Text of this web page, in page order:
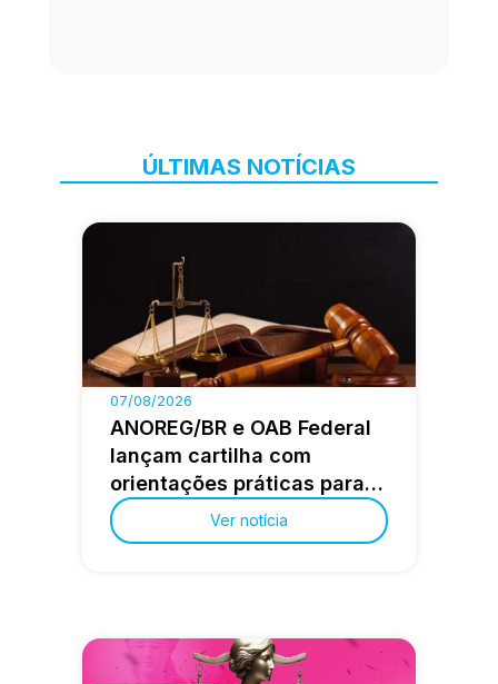
ÚLTIMAS NOTÍCIAS
07/08/2026
ANOREG/BR e OAB Federal
lançam cartilha com
orientações práticas para a
advocacia extrajudicial
Ver notícia